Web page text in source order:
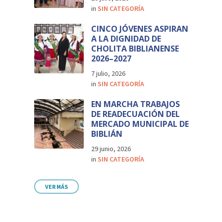
inSIN CATEGORÍA
CINCO JÓVENES ASPIRAN
A LA DIGNIDAD DE
CHOLITA BIBLIANENSE
2026–2027
7 julio, 2026
inSIN CATEGORÍA
EN MARCHA TRABAJOS
DE READECUACIÓN DEL
MERCADO MUNICIPAL DE
BIBLIÁN
29 junio, 2026
inSIN CATEGORÍA
VER MÁS